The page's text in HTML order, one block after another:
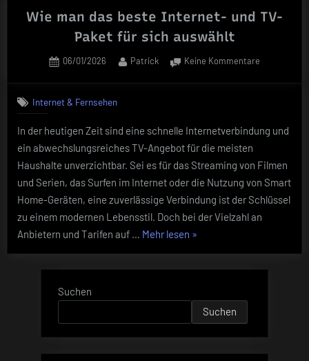
Wie man das beste Internet- und TV-
Paket für sich auswählt
Posted
06/01/2026 By
Patrick Keine Kommentare
Internet-
TV-
Paket
sich
auswählt
Internet & Fernsehen
In der heutigen Zeit sind eine schnelle Internetverbindung und
ein abwechslungsreiches TV-Angebot für die meisten
Haushalte unverzichtbar. Sei es für das Streaming von Filmen
und Serien, das Surfen im Internet oder die Nutzung von Smart
Home-Geräten, eine zuverlässige Verbindung ist der Schlüssel
zu einem modernen Lebensstil. Doch bei der Vielzahl an
Anbietern und Tarifen auf … Mehr lesen „Wie
das
Internet-
und
TV-
Paket
»
Suchen
Suchen